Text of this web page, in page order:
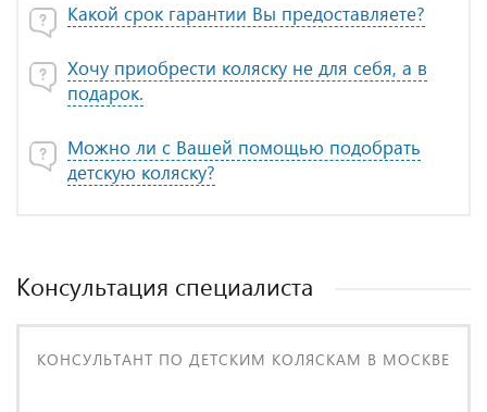
Какой срок гарантии Вы предоставляете?
Хочу приобрести коляску не для себя, а в
подарок.
Можно ли с Вашей помощью подобрать
детскую коляску?
Консультация специалиста
КОНСУЛЬТАНТ ПО ДЕТСКИМ КОЛЯСКАМ В МОСКВЕ